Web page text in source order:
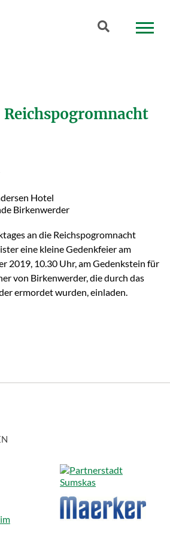
Suchbegriff
Hotel
Birkenwerder
an die Reichspogromnacht
eine kleine Gedenkfeier am
2019, 10.30 Uhr, am Gedenkstein für
von Birkenwerder, die durch das
ermordet wurden, einladen.